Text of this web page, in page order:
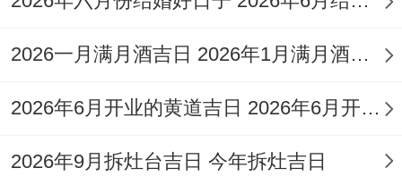
以增强财运！
希望这份指南能为您提供有价值的参考。选
学问；最终的决定权仍在您自己手中...祝愿
2026一月满月酒吉日 2026年1月满月酒吉日
2026年6月开业的黄道吉日 2026年6月开业黄道吉日查询
2026年9月拆灶台吉日 今年拆灶吉日